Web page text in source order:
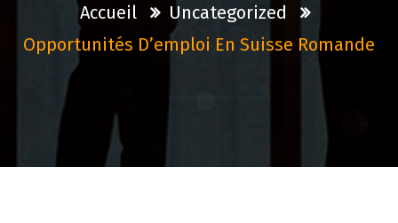
Accueil
Uncategorized
Opportunités D’emploi En Suisse Romande